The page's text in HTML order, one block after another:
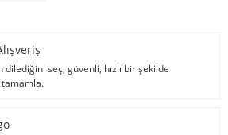
dilediğini seç, güvenli, hızlı bir şekilde
tamamla.